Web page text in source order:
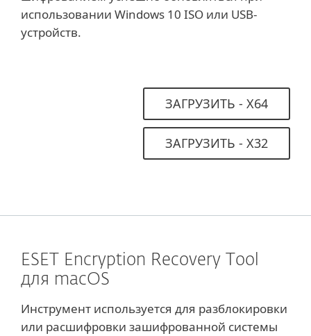
использовании Windows 10 ISO или USB-
устройств.
ЗАГРУЗИТЬ - Х64
ЗАГРУЗИТЬ - Х32
ESET Encryption Recovery Tool
для macOS
Инструмент используется для разблокировки
или расшифровки зашифрованной системы